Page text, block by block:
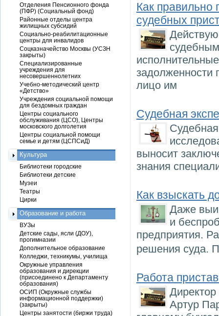
Как правильно
судебных
задолженности
лицо им
Судебная
выносит
знания
Как взыскать
Даже
и
предприятия.
решения суда.
Работа
Артур
Отделения Пенсионного фонда
(ПФР) (Социальный фонд)
Районные отделы центра
жилищных субсидий
Социально-реабилитационные
центры для инвалидов
Соцказначейство Москвы (УСЗН
закрыты)
Специализированные
учреждения для
несовершеннолетних
Учебно-методический центр
«Детство»
Учреждения социальной помощи
для бездомных граждан
Центры социального
обслуживания (ЦСО), Центры
московского долголетия
Центры социальной помощи
семье и детям (ЦСПСиД)
Культура
Библиотеки городские
Библиотеки детские
Музеи
Театры
Цирки
Образование и работа
ВУЗы
Детские сады, ясли (ДОУ),
прогимназии
Дополнительное образование
Колледжи, техникумы, училища
Окружные управления
образования и дирекции
(присоединено к Департаменту
образования)
ОСИП (Окружные службы
информационной поддержки)
(закрыты)
Центры занятости (биржи труда)